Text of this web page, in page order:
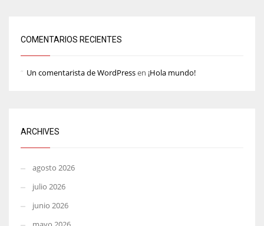
COMENTARIOS RECIENTES
Un comentarista de WordPressen ¡Hola mundo!
ARCHIVES
agosto 2026
julio 2026
junio 2026